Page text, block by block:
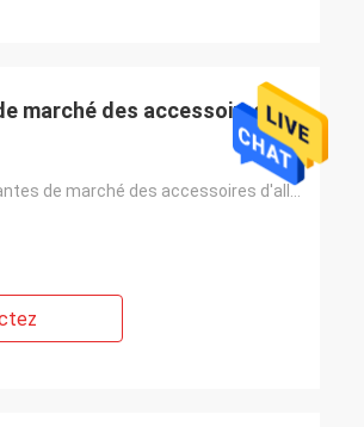
marché des accessoires
JWL PAR L'INTERMÉDIAIRE de 17 18 jantes de marché des accessoires d'alliage d'aluminium de 19 pouces